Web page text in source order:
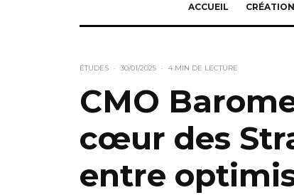
ACCUEIL CRÉATION
ÉTUDES · 30/01/2025 · 4 MIN DE LECTURE
CMO
cœur des
entre